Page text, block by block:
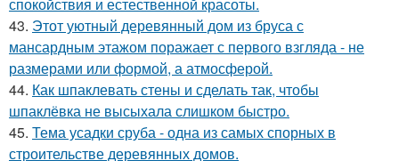
спокойствия и естественной красоты.
43. Этот уютный деревянный дом из бруса с
мансардным этажом поражает с первого взгляда - не
размерами или формой, а атмосферой.
44. Как шпаклевать стены и сделать так, чтобы
шпаклёвка не высыхала слишком быстро.
45. Тема усадки сруба - одна из самых спорных в
строительстве деревянных домов.